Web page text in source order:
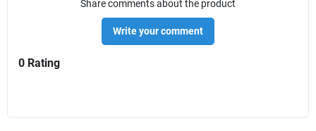
Share comments about the product
Write your comment
0 Rating